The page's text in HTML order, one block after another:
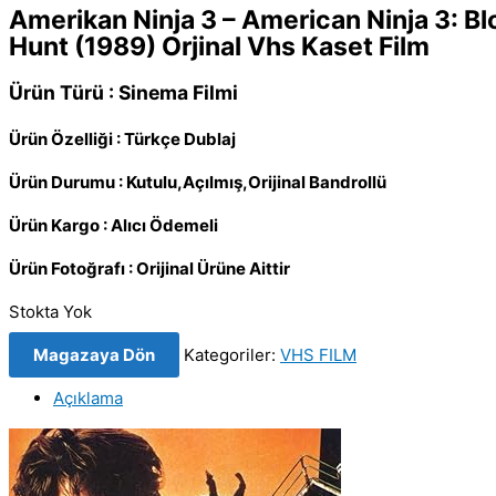
Amerikan Ninja 3 – American Ninja 3:
Hunt (1989) Orjinal Vhs Kaset Film
Ürün Türü : Sinema Filmi
Ürün Özelliği : Türkçe Dublaj
Ürün Durumu : Kutulu,Açılmış,Orijinal Bandrollü
Ürün Kargo : Alıcı Ödemeli
Ürün Fotoğrafı : Orijinal Ürüne Aittir
Stokta Yok
Magazaya Dön Kategoriler: VHS FILM
Açıklama